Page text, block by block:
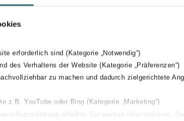
erforderlich sind (Kategorie „Notwendig“)
des Verhaltens der Website (Kategorie „Präferenzen“)
zu machen und dadurch zielgerichtete
z.B. YouTube oder Bing (Kategorie „Marketing“)
erhalten Sie weitere Informationen.